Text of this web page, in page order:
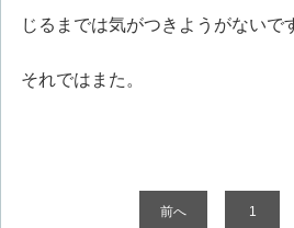
じるまでは気がつきようがないで
それではまた。
前へ 1